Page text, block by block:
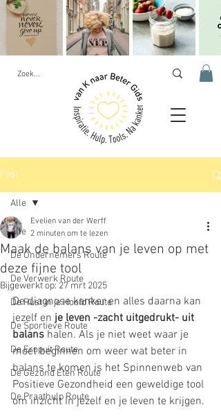
Post
Alle
De Ondernemers Route
De Verwerk Route
De Rust in je Hoofd Route
De Sportieve Route
De Eropuit Route
De Gezond Eten Route
De Praathulp Route
Alle
Maak de balans van je leven op met
deze fijne tool
Evelien van der Werff
2 minuten om te lezen
Bijgewerkt op: 27 mrt 2025
De diagnose kanker en alles daarna kan
jezelf en je leven -zacht uitgedrukt- uit
balans halen. Als je niet weet waar je
moet beginnen om weer wat beter in
balans te komen is het Spinnenweb van
Positieve Gezondheid een geweldige tool
om inzicht in jezelf en je leven te krijgen.